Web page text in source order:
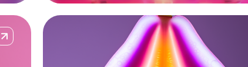
Подробнее